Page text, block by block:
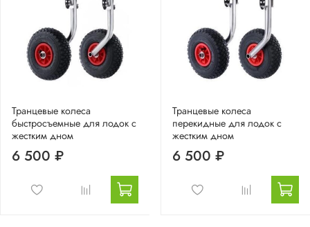
Транцевые колеса
быстросъемные для лодок с
жестким дном
6 500 ₽
Транцевые колеса
перекидные для лодок с
жестким дном
6 500 ₽